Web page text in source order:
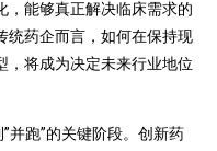
，能够真正解决临床需求的
统药企而言，如何在保持现
，将成为决定未来行业地位
并跑”的关键阶段。创新药